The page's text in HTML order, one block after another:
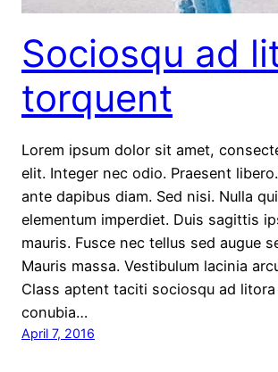
Sociosqu ad
torquent
Lorem ipsum dolor sit amet,
elit. Integer nec odio. Praesent
ante dapibus diam. Sed nisi. Nulla
elementum imperdiet. Duis sagittis
mauris. Fusce nec tellus sed augue
Mauris massa. Vestibulum lacinia
Class aptent taciti sociosqu ad
conubia…
April 7, 2016